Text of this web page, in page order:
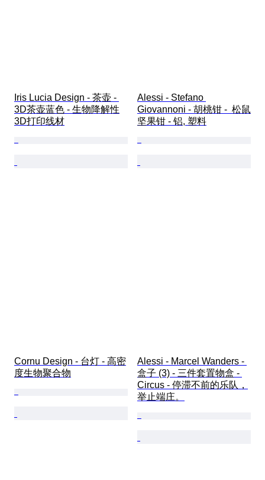
Iris Lucia Design - 茶壶 -
3D茶壶蓝色 - 生物降解性
3D打印线材
Alessi - Stefano
Giovannoni - 胡桃钳 -  松鼠
坚果钳 - 铝, 塑料
Cornu Design - 台灯 - 高密
度生物聚合物
Alessi - Marcel Wanders -
盒子 (3) - 三件套置物盒 -
Circus - 停滞不前的乐队，
举止端庄。